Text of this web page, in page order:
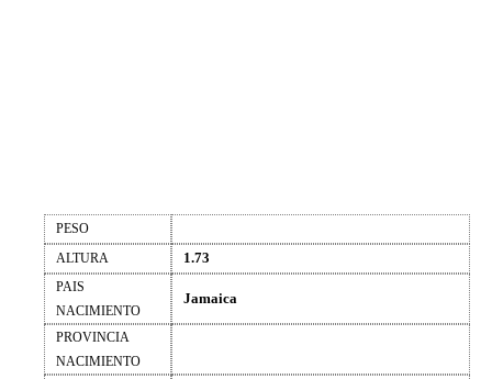
PESO
ALTURA
1.73
PAIS
NACIMIENTO
Jamaica
PROVINCIA
NACIMIENTO